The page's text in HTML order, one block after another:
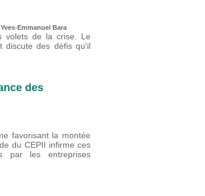
Emmanuel Bara
volets de la crise. Le
discute des défis qu'il
des
favorisant la montée
du CEPII infirme ces
par les entreprises